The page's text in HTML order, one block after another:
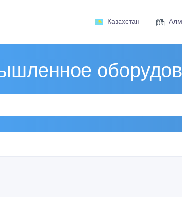
Казахстан